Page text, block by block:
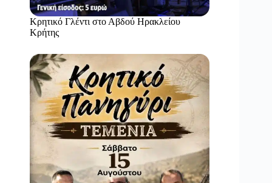
Κρητικό Γλέντι στο Αβδού Ηρακλείου
Κρήτης